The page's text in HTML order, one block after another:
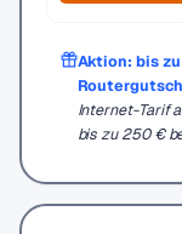
Aktion: bis
Internet-Tarif
bis zu 250 €